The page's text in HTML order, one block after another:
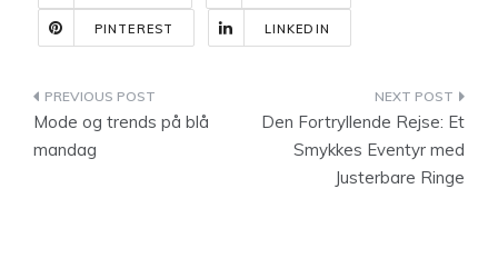
PINTEREST LINKEDIN
Indlægsnavigation
Mode og trends på blå
mandag
Den Fortryllende Rejse: Et
Smykkes Eventyr med
Justerbare Ringe